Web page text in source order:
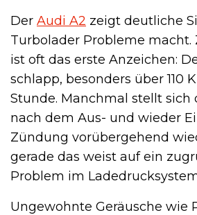
Der Audi A2 zeigt deutliche
Turbolader Probleme macht.
ist oft das erste Anzeichen:
schlapp, besonders über 110
Stunde. Manchmal stellt sich
nach dem Aus- und wieder
Zündung vorübergehend
gerade das weist auf ein
Problem im
Ungewohnte Geräusche wie